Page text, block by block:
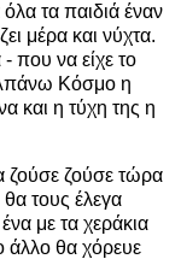
τα παιδιά έναν
μέρα και νύχτα.
που να είχε το
Απάνω Κόσμο η
και η τύχη της η
ζούσε ζούσε τώρα
θα τους έλεγα
με τα χεράκια
άλλο θα χόρευε